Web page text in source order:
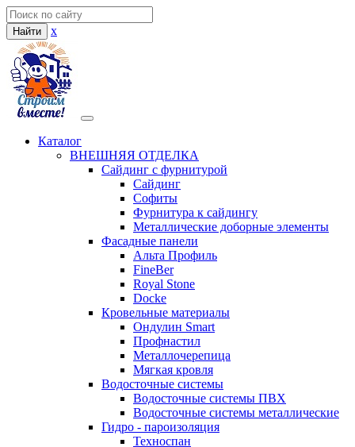
Найти x
Каталог
ВНЕШНЯЯ ОТДЕЛКА
Сайдинг с фурнитурой
Сайдинг
Софиты
Фурнитура к сайдингу
Металлические доборные элементы
Фасадные панели
Альта Профиль
FineBer
Royal Stone
Docke
Кровельные материалы
Ондулин Smart
Профнастил
Металлочерепица
Мягкая кровля
Водосточные системы
Водосточные системы ПВХ
Водосточные системы металлические
Гидро - пароизоляция
Техноспан